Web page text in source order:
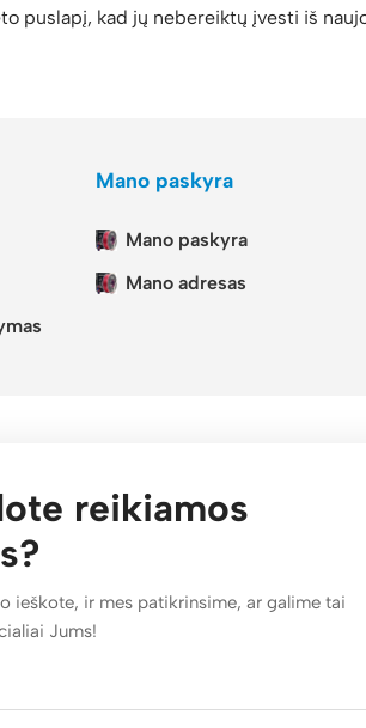
puslapį, kad jų nebereiktų įvesti iš
Mano paskyra
Mano paskyra
Mano adresas
reikiamos
ieškote, ir mes patikrinsime, ar galime tai
Jums!